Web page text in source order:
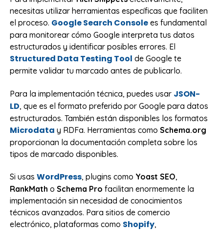
necesitas utilizar herramientas específicas que faciliten
el proceso. Google Search Console es fundamental
para monitorear cómo Google interpreta tus datos
estructurados y identificar posibles errores. El
Structured Data Testing Tool de Google te
permite validar tu marcado antes de publicarlo.
Para la implementación técnica, puedes usar JSON-
LD, que es el formato preferido por Google para datos
estructurados. También están disponibles los formatos
Microdata y RDFa. Herramientas como Schema.org
proporcionan la documentación completa sobre los
tipos de marcado disponibles.
Si usas WordPress, plugins como Yoast SEO,
RankMath o Schema Pro facilitan enormemente la
implementación sin necesidad de conocimientos
técnicos avanzados. Para sitios de comercio
electrónico, plataformas como Shopify,